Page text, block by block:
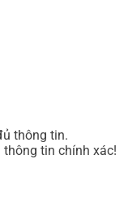
thông tin.
tin chính xác!